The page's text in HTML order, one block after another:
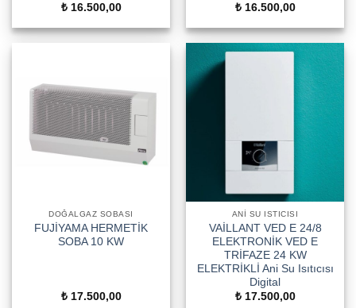
₺16.500,00 ₺16.500,00
DOĞALGAZ SOBASI
FUJİYAMA HERMETİK
SOBA 10 KW
₺17.500,00
ANI SU ISTICISI
VAİLLANT VED E 24/8
ELEKTRONİK VED E
TRİFAZE 24 KW
ELEKTRİKLİ Ani Su Isıtıcısı
Digital
₺17.500,00